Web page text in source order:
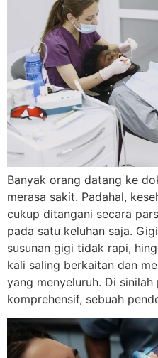
Banyak orang datang ke
merasa sakit. Padahal,
cukup ditangani secara
pada satu keluhan saja.
susunan gigi tidak rapi,
kali saling berkaitan dan
yang menyeluruh. Di
komprehensif, sebuah